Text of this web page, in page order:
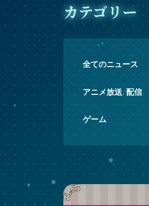
カテゴリー
全てのニュース
アニメ放送/配信
ゲーム